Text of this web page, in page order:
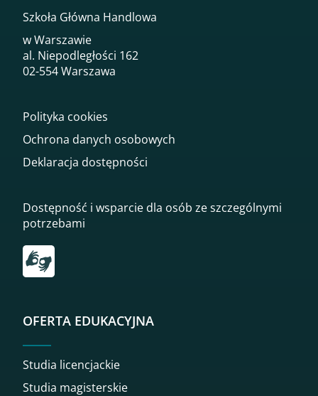
Szkoła Główna Handlowa
w Warszawie
al. Niepodległości 162
02-554 Warszawa
Polityka cookies
Ochrona danych osobowych
Deklaracja dostępności
Dostępność i wsparcie dla osób ze szczególnymi
potrzebami
Przekierowanie do tłumacza on-line języka migowego
OFERTA EDUKACYJNA
Studia licencjackie
Studia magisterskie